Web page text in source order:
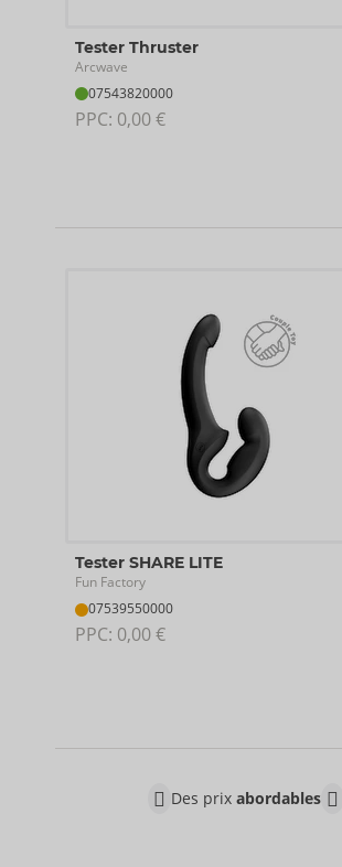
Tester Thruster
Arcwave
07543820000
PPC: 0,00 €
Tester SHARE LITE
Fun Factory
07539550000
PPC: 0,00 €
Des prix abordables